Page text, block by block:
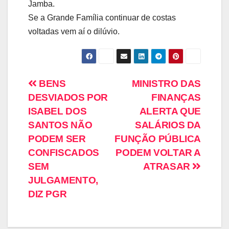
Jamba.
Se a Grande Família continuar de costas
voltadas vem aí o dilúvio.
MINISTRO DAS
FINANÇAS
ALERTA QUE
SALÁRIOS DA
FUNÇÃO PÚBLICA
PODEM VOLTAR A
ATRASAR
BENS
DESVIADOS POR
ISABEL DOS
SANTOS NÃO
PODEM SER
CONFISCADOS
SEM
JULGAMENTO,
DIZ PGR